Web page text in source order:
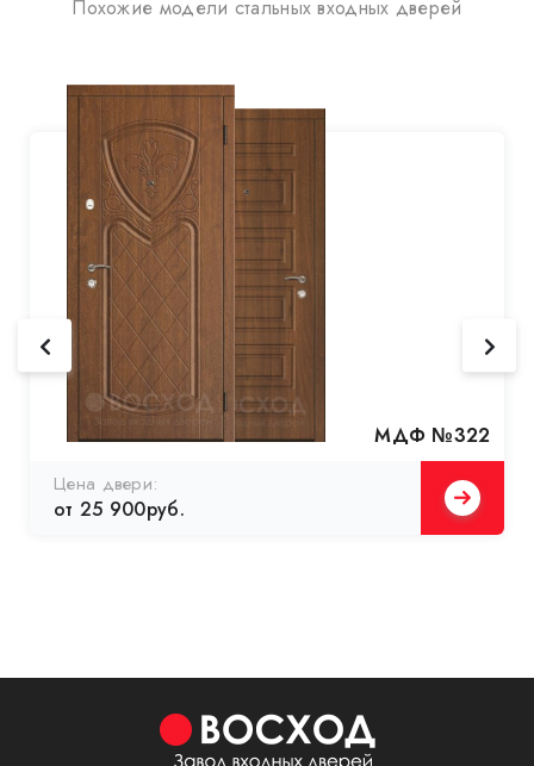
Похожие модели стальных входных дверей
МДФ №322
Цена двери:
от 25 900руб.